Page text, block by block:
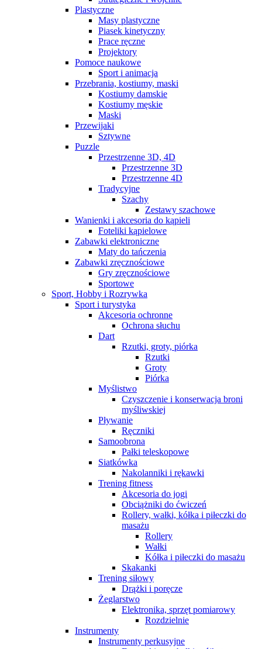
Plastyczne
Masy plastyczne
Piasek kinetyczny
Prace ręczne
Projektory
Pomoce naukowe
Sport i animacja
Przebrania, kostiumy, maski
Kostiumy damskie
Kostiumy męskie
Maski
Przewijaki
Sztywne
Puzzle
Przestrzenne 3D, 4D
Przestrzenne 3D
Przestrzenne 4D
Tradycyjne
Szachy
Zestawy szachowe
Wanienki i akcesoria do kąpieli
Foteliki kąpielowe
Zabawki elektroniczne
Maty do tańczenia
Zabawki zręcznościowe
Gry zręcznościowe
Sportowe
Sport, Hobby i Rozrywka
Sport i turystyka
Akcesoria ochronne
Ochrona słuchu
Dart
Rzutki, groty, piórka
Rzutki
Groty
Piórka
Myślistwo
Czyszczenie i konserwacja broni
myśliwskiej
Pływanie
Ręczniki
Samoobrona
Pałki teleskopowe
Siatkówka
Nakolanniki i rękawki
Trening fitness
Akcesoria do jogi
Obciążniki do ćwiczeń
Rollery, wałki, kółka i piłeczki do
masażu
Rollery
Wałki
Kółka i piłeczki do masażu
Skakanki
Trening siłowy
Drążki i poręcze
Żeglarstwo
Elektronika, sprzęt pomiarowy
Rozdzielnie
Instrumenty
Instrumenty perkusyjne